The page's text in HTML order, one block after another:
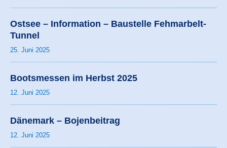
Ostsee – Information – Baustelle Fehmarbelt-
Tunnel
25. Juni 2025
Bootsmessen im Herbst 2025
12. Juni 2025
Dänemark – Bojenbeitrag
12. Juni 2025